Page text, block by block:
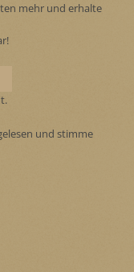
mehr und erhalte
und stimme